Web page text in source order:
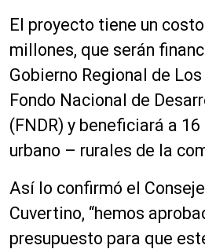
El proyecto tiene un
millones, que serán
Gobierno Regional de
Fondo Nacional de
(FNDR) y beneficiará a
urbano – rurales de la
Así lo confirmó el
Cuvertino, “hemos
presupuesto para que